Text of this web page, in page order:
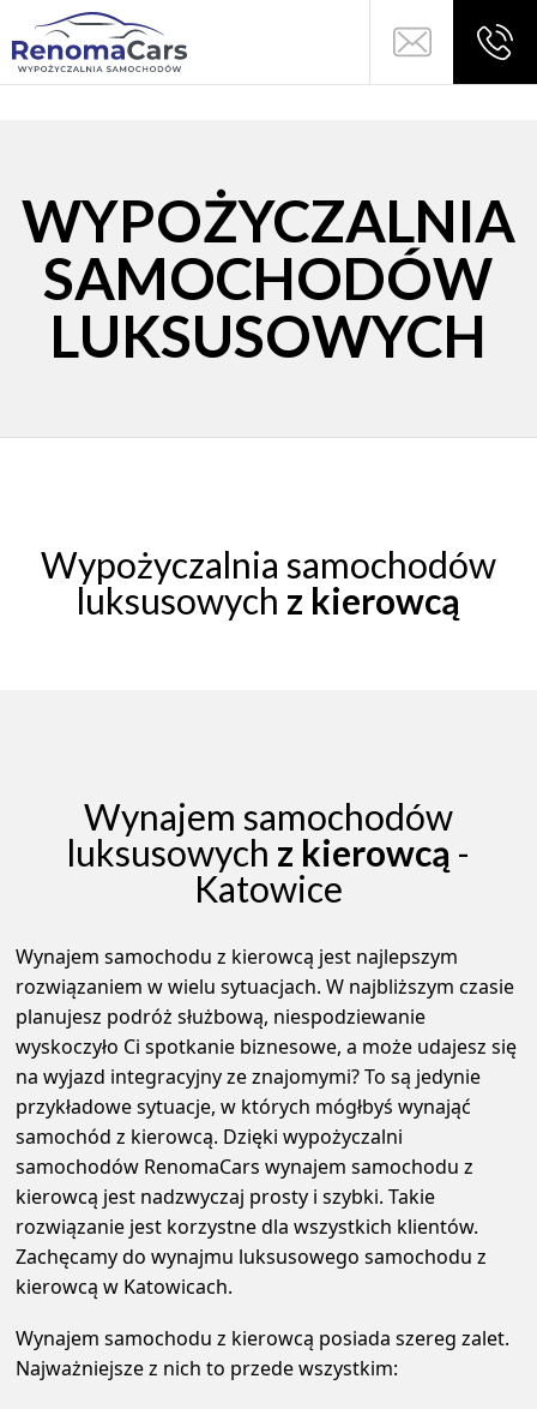
WYPOŻYCZALNIA
SAMOCHODÓW
LUKSUSOWYCH
Wypożyczalnia samochodów
luksusowych z kierowcą
Wynajem samochodów
luksusowych z kierowcą -
Katowice
Wynajem samochodu z kierowcą jest najlepszym
rozwiązaniem w wielu sytuacjach. W najbliższym czasie
planujesz podróż służbową, niespodziewanie
wyskoczyło Ci spotkanie biznesowe, a może udajesz się
na wyjazd integracyjny ze znajomymi? To są jedynie
przykładowe sytuacje, w których mógłbyś wynająć
samochód z kierowcą. Dzięki wypożyczalni
samochodów RenomaCars wynajem samochodu z
kierowcą jest nadzwyczaj prosty i szybki. Takie
rozwiązanie jest korzystne dla wszystkich klientów.
Zachęcamy do wynajmu luksusowego samochodu z
kierowcą w Katowicach.
Wynajem samochodu z kierowcą posiada szereg zalet.
Najważniejsze z nich to przede wszystkim: